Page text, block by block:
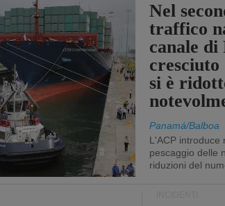
Nel
traffico
canale di
si è
Panamá/Balboa
L'ACP introduce
pescaggio delle
riduzioni del